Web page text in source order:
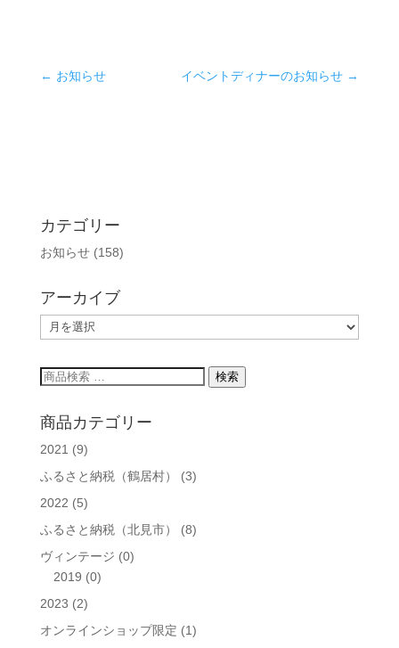
← お知らせ イベントディナーのお知らせ →
カテゴリー
お知らせ(158)
アーカイブ
ー
カ
イ
検
対
検索
商品カテゴリー
2021 (9)
ふるさと納税（鶴居村）
(3)
2022 (5)
ふるさと納税（北見市）
(8)
ヴィンテージ (0)
2019 (0)
2023 (2)
オンラインショップ限定 (1)